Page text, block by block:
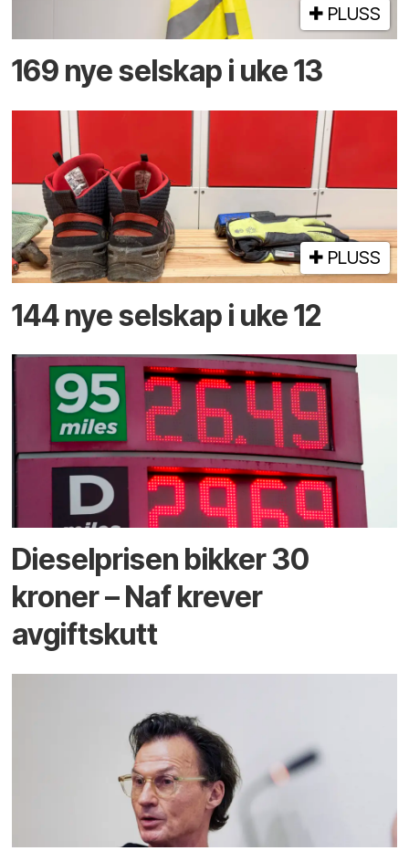
PLUSS
169 nye selskap i uke 13
PLUSS
144 nye selskap i uke 12
Dieselprisen bikker 30
kroner – Naf krever
avgiftskutt